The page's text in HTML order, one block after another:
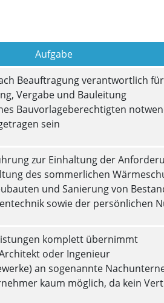
Aufgabe
Beauftragung verantwortlich
Vergabe und Bauleitung
Bauvorlageberechtigten
sein
zur Einhaltung der
des sommerlichen
und Sanierung von
sowie der persönlichen
komplett übernimmt
oder Ingenieur
an sogenannte
kaum möglich, da kein